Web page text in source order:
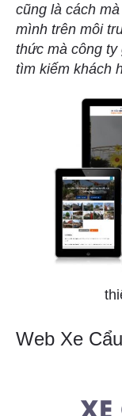
cũng là cách
mình trên môi
thức mà công ty
tìm kiếm khách
Web Xe